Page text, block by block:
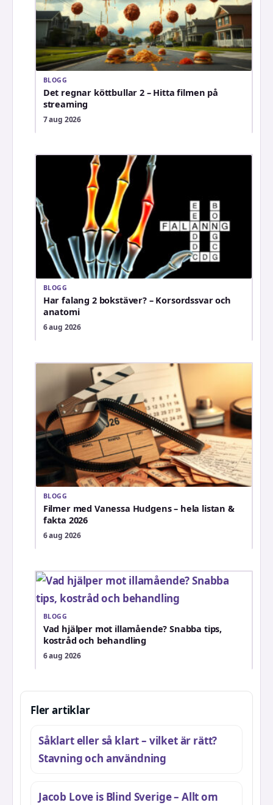
BLOGG
Det regnar köttbullar 2 – Hitta filmen på
streaming
7 aug 2026
BLOGG
Har falang 2 bokstäver? – Korsordssvar och
anatomi
6 aug 2026
BLOGG
Filmer med Vanessa Hudgens – hela listan &
fakta 2026
6 aug 2026
BLOGG
Vad hjälper mot illamående? Snabba tips,
kostråd och behandling
6 aug 2026
Fler artiklar
Såklart eller så klart – vilket är rätt?
Stavning och användning
Jacob Love is Blind Sverige – Allt om